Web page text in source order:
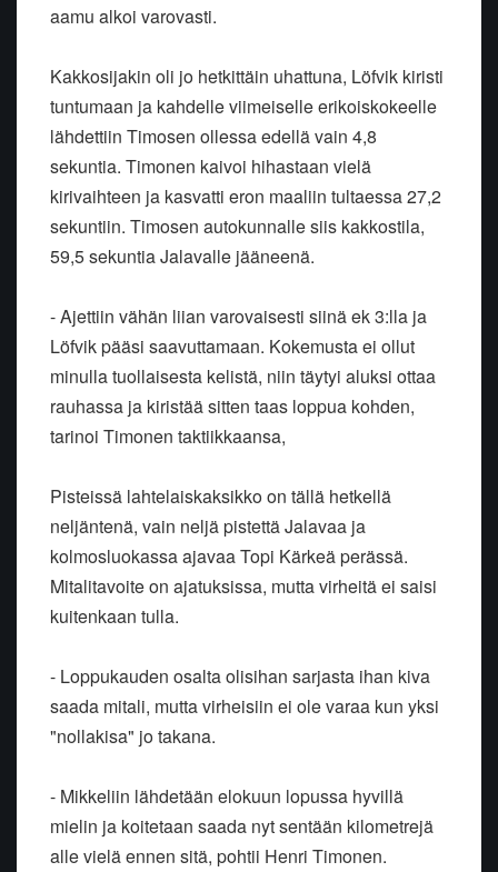
aamu alkoi varovasti.
Kakkosijakin oli jo hetkittäin uhattuna, Löfvik kiristi
tuntumaan ja kahdelle viimeiselle erikoiskokeelle
lähdettiin Timosen ollessa edellä vain 4,8
sekuntia. Timonen kaivoi hihastaan vielä
kirivaihteen ja kasvatti eron maaliin tultaessa 27,2
sekuntiin. Timosen autokunnalle siis kakkostila,
59,5 sekuntia Jalavalle jääneenä.
- Ajettiin vähän liian varovaisesti siinä ek 3:lla ja
Löfvik pääsi saavuttamaan. Kokemusta ei ollut
minulla tuollaisesta kelistä, niin täytyi aluksi ottaa
rauhassa ja kiristää sitten taas loppua kohden,
tarinoi Timonen taktiikkaansa,
Pisteissä lahtelaiskaksikko on tällä hetkellä
neljäntenä, vain neljä pistettä Jalavaa ja
kolmosluokassa ajavaa Topi Kärkeä perässä.
Mitalitavoite on ajatuksissa, mutta virheitä ei saisi
kuitenkaan tulla.
- Loppukauden osalta olisihan sarjasta ihan kiva
saada mitali, mutta virheisiin ei ole varaa kun yksi
"nollakisa" jo takana.
- Mikkeliin lähdetään elokuun lopussa hyvillä
mielin ja koitetaan saada nyt sentään kilometrejä
alle vielä ennen sitä, pohtii Henri Timonen.